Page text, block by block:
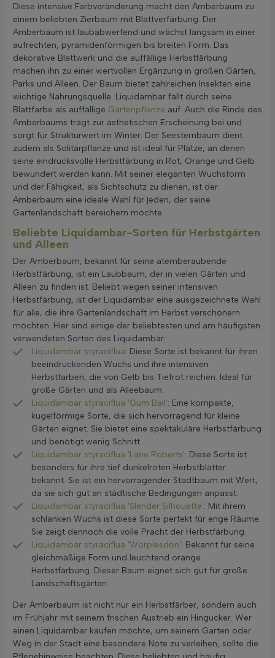
Diese intensive Farbveränderung macht den Amberbaum zu
einem beliebten Zierbaum mit Blattverfärbung. Der
Amberbaum ist laubabwerfend und wächst langsam in einer
aufrechten, pyramidenförmigen bis breiten Form. Das
dekorative Blattwerk und die auffällige Herbstfärbung
machen ihn zu einer wertvollen Ergänzung in großen Gärten,
Parks und Alleen. Der Baum bietet zahlreichen Insekten eine
wichtige Nahrungsquelle. Liquidambar fällt durch seine
Blattfarbe als auffällige Gartenpflanze auf. Auch die Rinde des
Amberbaums trägt zur ästhetischen Erscheinung bei und
sorgt für Strukturwert im Winter. Der Seesternbaum dient
zudem als Solitärpflanze und ist ideal für Plätze, an denen
seine eindrucksvolle Herbstfärbung in Rot, Orange und Gelb
bewundert werden kann. Mit seiner eleganten Wuchsform
und der Fähigkeit, als Sichtschutz zu dienen, ist der
Amberbaum eine ideale Wahl für jeden, der seine
Gartenlandschaft bereichern möchte.
Beliebte Liquidambar-Sorten für Herbstgärten
und Alleen
Der Amberbaum, bekannt für seine atemberaubende
Herbstfärbung, ist ein Laubbaum, der in vielen Gärten und
Alleen zu finden ist. Beliebt wegen seiner intensiven
Herbstfärbung, ist der Liquidambar eine ausgezeichnete Wahl
für alle, die ihre Gartenlandschaft im Herbst verschönern
möchten. Hier sind einige der beliebtesten und am häufigsten
verwendeten Sorten des Liquidambar:
Liquidambar styraciflua: Diese Sorte ist bekannt für ihren
beeindruckenden Wuchs und ihre intensiven
Herbstfarben, die von Gelb bis Tiefrot reichen. Ideal für
große Gärten und als Alleebaum.
Liquidambar styraciflua 'Gum Ball': Eine kompakte,
kugelförmige Sorte, die sich hervorragend für kleine
Gärten eignet. Sie bietet eine spektakuläre Herbstfärbung
und benötigt wenig Schnitt.
Liquidambar styraciflua 'Lane Roberts': Diese Sorte ist
besonders für ihre tief dunkelroten Herbstblätter
bekannt. Sie ist ein hervorragender Stadtbaum mit Wert,
da sie sich gut an städtische Bedingungen anpasst.
Liquidambar styraciflua 'Slender Silhouette': Mit ihrem
schlanken Wuchs ist diese Sorte perfekt für enge Räume.
Sie zeigt dennoch die volle Pracht der Herbstfärbung.
Liquidambar styraciflua 'Worplesdon': Bekannt für seine
gleichmäßige Form und leuchtend orange
Herbstfärbung. Dieser Baum eignet sich gut für große
Landschaftsgärten.
Der Amberbaum ist nicht nur ein Herbstfärber, sondern auch
im Frühjahr mit seinem frischen Austrieb ein Hingucker. Wer
einen Liquidambar kaufen möchte, um seinem Garten oder
Weg in der Stadt eine besondere Note zu verleihen, sollte die